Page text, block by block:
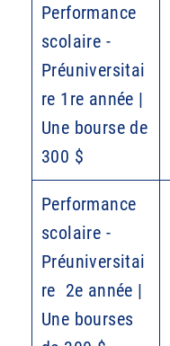
Performance
scolaire -
Préuniversitai
re 1re année |
Une bourse de
300 $
Performance
scolaire -
Préuniversitai
re 2e année |
Une bourses